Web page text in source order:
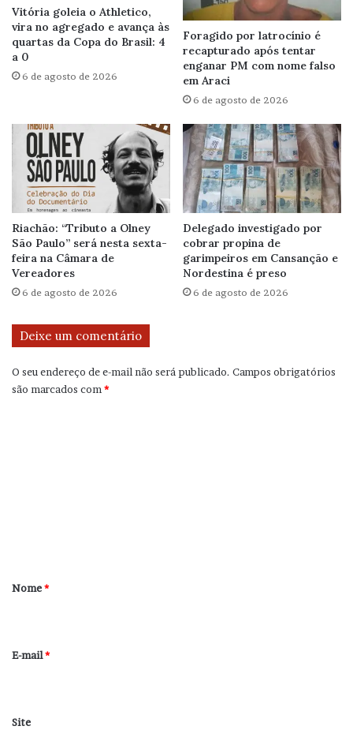
Vitória goleia o Athletico,
vira no agregado e avança às
quartas da Copa do Brasil: 4
a 0
6 de agosto de 2026
Foragido por latrocínio é
recapturado após tentar
enganar PM com nome falso
em Araci
6 de agosto de 2026
Riachão: “Tributo a Olney
São Paulo” será nesta sexta-
feira na Câmara de
Vereadores
6 de agosto de 2026
Delegado investigado por
cobrar propina de
garimpeiros em Cansanção e
Nordestina é preso
6 de agosto de 2026
Deixe um comentário
O seu endereço de e-mail não será publicado. Campos obrigatórios
são marcados com*
r
*
Nome*
E-mail*
Site